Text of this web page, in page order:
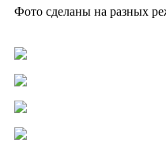
Фото сделаны на разных